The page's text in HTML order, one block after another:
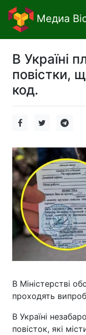
Медиа
В Україні
повістки,
код.
В Міністерстві
проходять
В Україні
повісток, які